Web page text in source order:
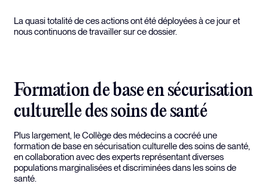
La quasi totalité de ces actions ont été déployées à ce jour et
nous continuons de travailler sur ce dossier.
Formation de base en sécurisation
culturelle des soins de santé
Plus largement, le Collège des médecins a cocréé une
formation de base en sécurisation culturelle des soins de santé,
en collaboration avec des experts représentant diverses
populations marginalisées et discriminées dans les soins de
santé.